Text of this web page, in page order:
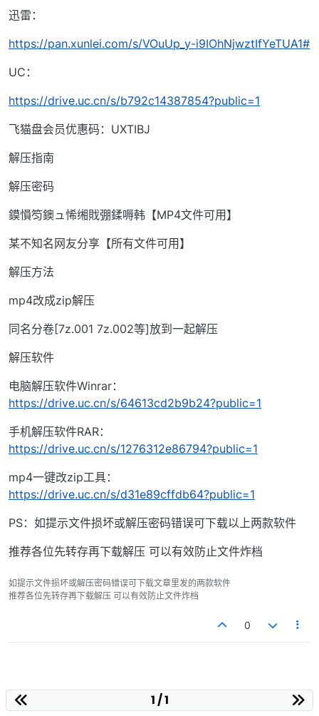
迅雷：
https://pan.xunlei.com/s/VOuUp_y-i9IOhNjwztIfYeTUA1#
UC：
https://drive.uc.cn/s/b792c14387854?public=1
飞猫盘会员优惠码：UXTIBJ
解压指南
解压密码
鏌愪笉鐭ュ悕缃戝弸鍒嗕韩【MP4文件可用】
某不知名网友分享【所有文件可用】
解压方法
mp4改成zip解压
同名分卷[7z.001 7z.002等]放到一起解压
解压软件
电脑解压软件Winrar：
https://drive.uc.cn/s/64613cd2b9b24?public=1
手机解压软件RAR：
https://drive.uc.cn/s/1276312e86794?public=1
mp4一键改zip工具：
https://drive.uc.cn/s/d31e89cffdb64?public=1
PS：如提示文件损坏或解压密码错误可下载以上两款软件
推荐各位先转存再下载解压 可以有效防止文件炸档
如提示文件损坏或解压密码错误可下载文章里发的两款软件
推荐各位先转存再下载解压 可以有效防止文件炸档
0
1 / 1